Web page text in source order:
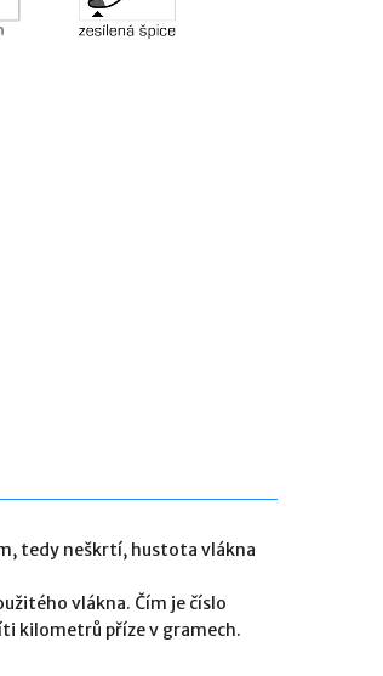
tedy neškrtí, hustota vlákna
vlákna. Čím je číslo
kilometrů příze v gramech.